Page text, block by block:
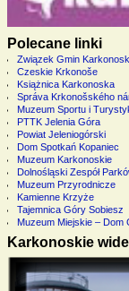
Polecane linki
Związek Gmin
Czeskie Krkonoše
Książnica Karkonoska
Správa Krkonošského
Muzeum Sportu i
PTTK Jelenia Góra
Powiat Jeleniogórski
Dom Spotkań Kopaniec
Muzeum Karkonoskie
Dolnośląski Zespół
Muzeum Przyrodnicze
Kamienne Krzyże
Tajemnica Góry Sobiesz
Muzeum Miejskie – Dom
Karkonoskie